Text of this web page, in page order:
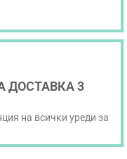
ДОСТАВКА 3
на всички уреди за